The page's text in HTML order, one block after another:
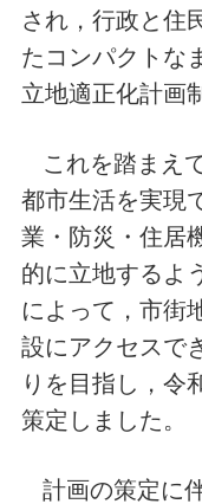
され，行政と住
たコンパクトな
立地適正化計画
これを踏まえ
都市生活を実現
業・防災・住居
的に立地するよ
によって，市街
設にアクセスで
りを目指し，令
策定しました。
計画の策定に